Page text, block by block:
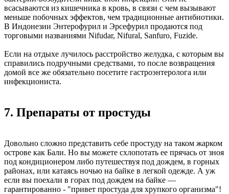
всасываются из кишечника в кровь, в связи с чем вызывают
меньше побочных эффектов, чем традиционные антибиотики.
В Индонезии Энтерофурил и Эрсефурил продаются под
торговыми названиями Nifudar, Nifural, Sanfuro, Fuzide.
Если на отдыхе лучилось расстройство желудка, с которым вы
справились подручными средствами, то после возвращения
домой все же обязательно посетите гастроэнтеролога или
инфекциониста.
7. Препараты от простуды
Довольно сложно представить себе простуду на таком жарком
острове как Бали. Но вы можете схлопотать ее прячась от зноя
под кондиционером либо путешествуя под дождем, в горных
районах, или катаясь ночью на байке в легкой одежде. А уж
если вы поехали в горах под дождем на байке —
гарантированно - "привет простуда для хрупкого организма"!